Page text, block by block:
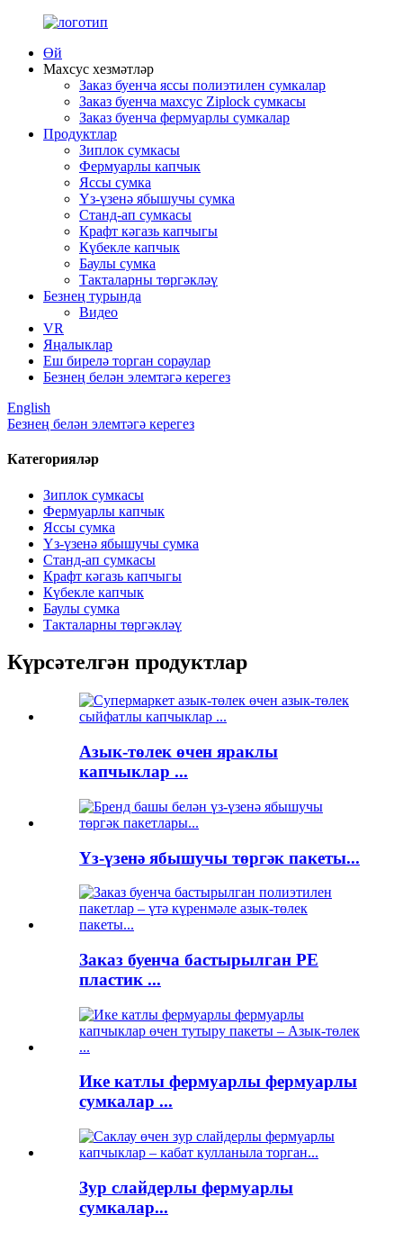
Өй
Махсус хезмәтләр
Заказ буенча яссы полиэтилен сумкалар
Заказ буенча махсус Ziplock сумкасы
Заказ буенча фермуарлы сумкалар
Продуктлар
Зиплок сумкасы
Фермуарлы капчык
Яссы сумка
Үз-үзенә ябышучы сумка
Станд-ап сумкасы
Крафт кәгазь капчыгы
Күбекле капчык
Баулы сумка
Такталарны төргәкләү
Безнең турында
Видео
VR
Яңалыклар
Еш бирелә торган сораулар
Безнең белән элемтәгә керегез
English
Безнең белән элемтәгә керегез
Категорияләр
Зиплок сумкасы
Фермуарлы капчык
Яссы сумка
Үз-үзенә ябышучы сумка
Станд-ап сумкасы
Крафт кәгазь капчыгы
Күбекле капчык
Баулы сумка
Такталарны төргәкләү
Күрсәтелгән продуктлар
Азык-төлек өчен яраклы
капчыклар ...
Үз-үзенә ябышучы төргәк пакеты...
Заказ буенча бастырылган PE
пластик ...
Ике катлы фермуарлы фермуарлы
сумкалар ...
Зур слайдерлы фермуарлы
сумкалар...